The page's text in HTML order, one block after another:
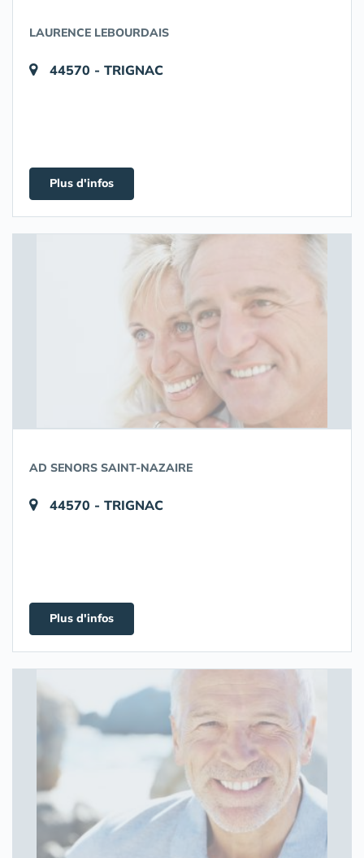
LAURENCE LEBOURDAIS
44570 - TRIGNAC
Plus d'infos
AD SENORS SAINT-NAZAIRE
44570 - TRIGNAC
Plus d'infos